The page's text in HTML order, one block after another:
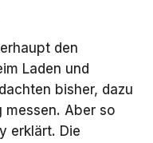
den
Laden und
bisher, dazu
messen. Aber so
erklärt. Die